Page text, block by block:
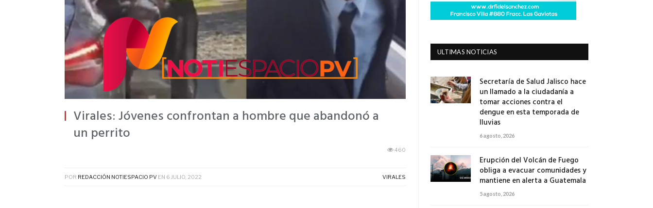
Virales: Jóvenes confrontan a hombre que abandonó a
un perrito
460
POR REDACCIÓN NOTIESPACIO PV EN 6 JULIO, 2022 VIRALES
ULTIMAS NOTICIAS
Secretaría de Salud Jalisco hace
un llamado a la ciudadanía a
tomar acciones contra el
dengue en esta temporada de
lluvias
6 agosto, 2026
Erupción del Volcán de Fuego
obliga a evacuar comunidades y
mantiene en alerta a Guatemala
5 agosto, 2026